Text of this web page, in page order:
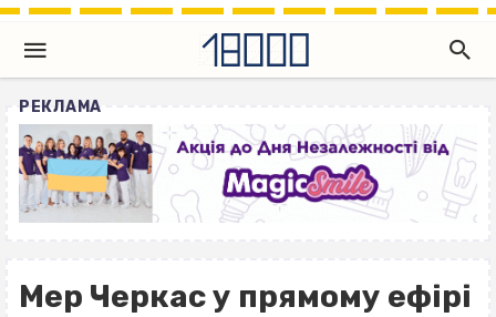
РЕКЛАМА
Мер Черкас у прямому ефірі